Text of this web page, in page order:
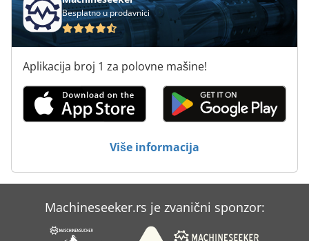
Besplatno u prodavnici
Aplikacija broj 1 za polovne mašine!
Više informacija
Machineseeker.rs je zvanični sponzor: